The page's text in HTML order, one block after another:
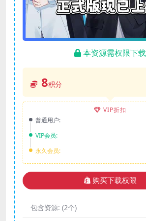
本资源需权限下载
8积分
VIP折扣
普通用户:
VIP会员:
永久会员:
购买下载权限
包含资源: (2个)